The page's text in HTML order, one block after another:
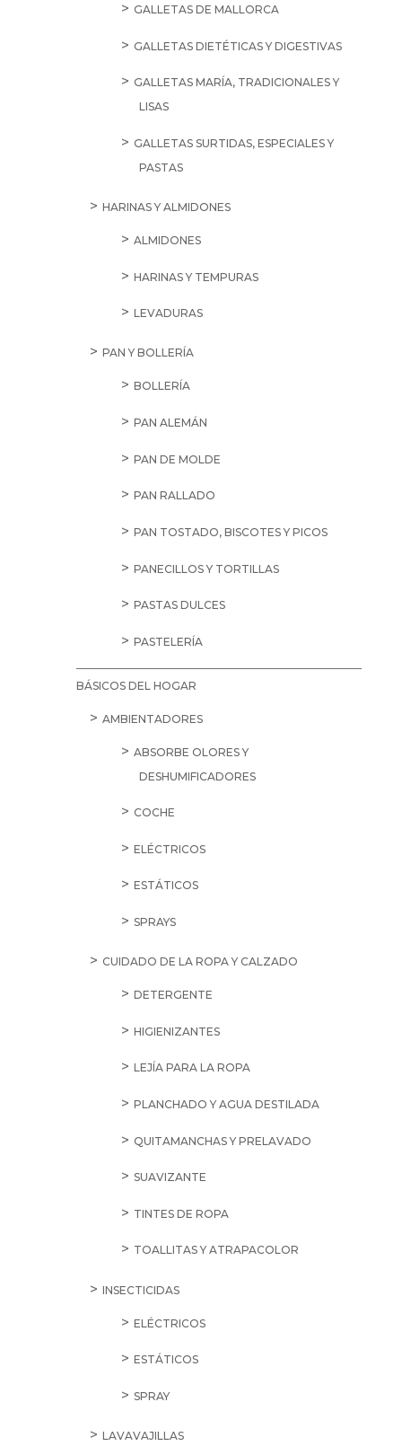
GALLETAS DE MALLORCA
GALLETAS DIETÉTICAS Y DIGESTIVAS
GALLETAS MARÍA, TRADICIONALES Y
LISAS
GALLETAS SURTIDAS, ESPECIALES Y
PASTAS
HARINAS Y ALMIDONES
ALMIDONES
HARINAS Y TEMPURAS
LEVADURAS
PAN Y BOLLERÍA
BOLLERÍA
PAN ALEMÁN
PAN DE MOLDE
PAN RALLADO
PAN TOSTADO, BISCOTES Y PICOS
PANECILLOS Y TORTILLAS
PASTAS DULCES
PASTELERÍA
BÁSICOS DEL HOGAR
AMBIENTADORES
ABSORBE OLORES Y
DESHUMIFICADORES
COCHE
ELÉCTRICOS
ESTÁTICOS
SPRAYS
CUIDADO DE LA ROPA Y CALZADO
DETERGENTE
HIGIENIZANTES
LEJÍA PARA LA ROPA
PLANCHADO Y AGUA DESTILADA
QUITAMANCHAS Y PRELAVADO
SUAVIZANTE
TINTES DE ROPA
TOALLITAS Y ATRAPACOLOR
INSECTICIDAS
ELÉCTRICOS
ESTÁTICOS
SPRAY
LAVAVAJILLAS